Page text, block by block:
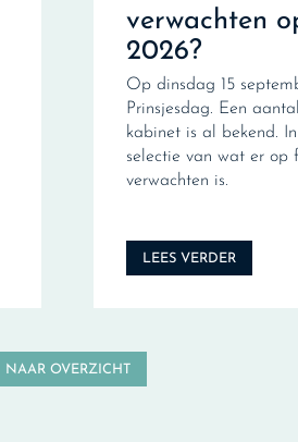
verwachten
2026?
Op dinsdag 15
Prinsjesdag. Een
kabinet is al bekend.
selectie van wat er op
verwachten is.
LEES VERDER
NAAR OVERZICHT